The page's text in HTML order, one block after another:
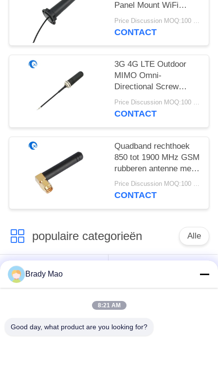
Panel Mount WiFi
Antenne met Rg174
Fraka Connector
Price Discussion MOQ:100 stuks
CONTACT
3G 4G LTE Outdoor
MIMO Omni-
Directional Screw
Mount Antenne
Price Discussion MOQ:100 stuks
CONTACT
Quadband rechthoek
850 tot 1900 MHz GSM
rubberen antenne met
rechthoek SMA Male Price Discussion MOQ:100 stuks
CONTACT
populaire categorieën Alle
De Antenne van
Omniwifi
De Antenne van het
Brady Mao
8:21 AM
Good day, what product are you looking for?